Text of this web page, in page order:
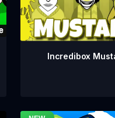
Incredibox